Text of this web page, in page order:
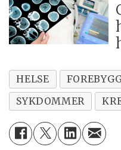
HELSE
SYKDOMMER